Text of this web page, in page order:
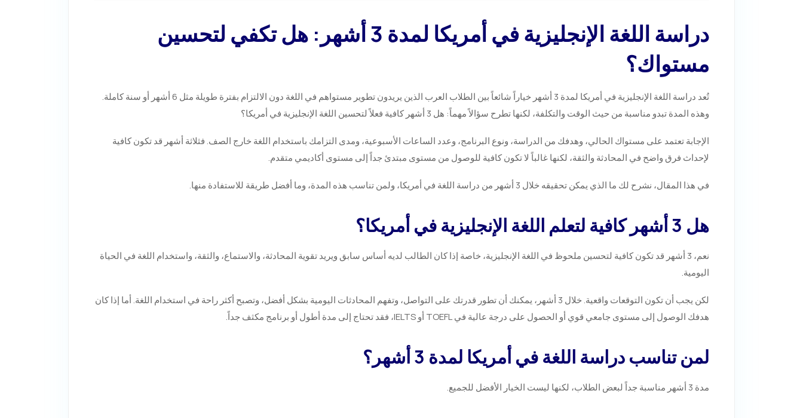
دراسة اللغة الإنجليزية في أمريكا لمدة 3 أشهر: هل تكفي لتحسين
مستواك؟
تُعد دراسة اللغة الإنجليزية في أمريكا لمدة 3 أشهر خياراً شائعاً بين الطلاب العرب الذين يريدون تطوير مستواهم في اللغة دون الالتزام بفترة طويلة مثل 6 أشهر أو سنة كاملة.
وهذه المدة تبدو مناسبة من حيث الوقت والتكلفة، لكنها تطرح سؤالاً مهماً: هل 3 أشهر كافية فعلاً لتحسين اللغة الإنجليزية في أمريكا؟
الإجابة تعتمد على مستواك الحالي، وهدفك من الدراسة، ونوع البرنامج، وعدد الساعات الأسبوعية، ومدى التزامك باستخدام اللغة خارج الصف. فثلاثة أشهر قد تكون كافية
لإحداث فرق واضح في المحادثة والثقة، لكنها غالباً لا تكون كافية للوصول من مستوى مبتدئ جداً إلى مستوى أكاديمي متقدم.
في هذا المقال، نشرح لك ما الذي يمكن تحقيقه خلال 3 أشهر من دراسة اللغة في أمريكا، ولمن تناسب هذه المدة، وما أفضل طريقة للاستفادة منها.
هل 3 أشهر كافية لتعلم اللغة الإنجليزية في أمريكا؟
نعم، 3 أشهر قد تكون كافية لتحسين ملحوظ في اللغة الإنجليزية، خاصة إذا كان الطالب لديه أساس سابق ويريد تقوية المحادثة، والاستماع، والثقة، واستخدام اللغة في الحياة
اليومية.
لكن يجب أن تكون التوقعات واقعية. خلال 3 أشهر، يمكنك أن تطور قدرتك على التواصل، وتفهم المحادثات اليومية بشكل أفضل، وتصبح أكثر راحة في استخدام اللغة. أما إذا كان
هدفك الوصول إلى مستوى جامعي قوي أو الحصول على درجة عالية في TOEFL أو IELTS، فقد تحتاج إلى مدة أطول أو برنامج مكثف جداً.
لمن تناسب دراسة اللغة في أمريكا لمدة 3 أشهر؟
مدة 3 أشهر مناسبة جداً لبعض الطلاب، لكنها ليست الخيار الأفضل للجميع.